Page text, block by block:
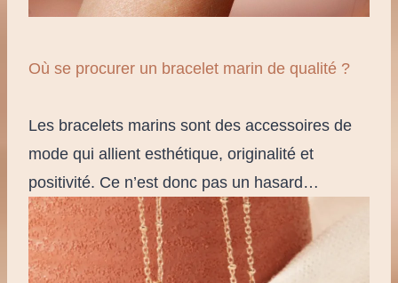
Où se procurer un bracelet marin de qualité ?
Les bracelets marins sont des accessoires de
mode qui allient esthétique, originalité et
positivité. Ce n’est donc pas un hasard…